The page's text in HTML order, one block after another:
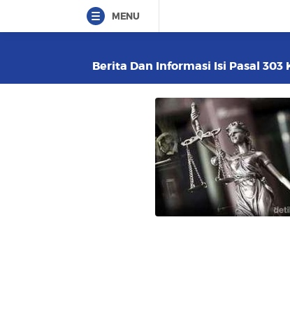
MENU
Berita Dan Informasi Isi Pasal